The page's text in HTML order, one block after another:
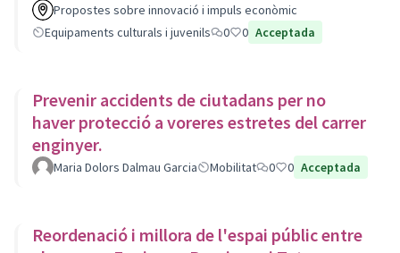
Propostes sobre innovació i impuls econòmic
Equipaments culturals i juvenils
0 0 Acceptada
Prevenir accidents de ciutadans per no
haver protecció a voreres estretes del carrer
enginyer.
Maria Dolors Dalmau Garcia Mobilitat 0 0 Acceptada
Reordenació i millora de l'espai públic entre